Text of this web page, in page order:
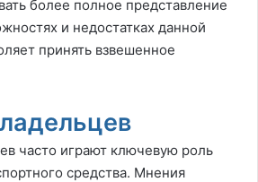
более полное представление
и недостатках данной
принять взвешенное
часто играют ключевую роль
средства. Мнения